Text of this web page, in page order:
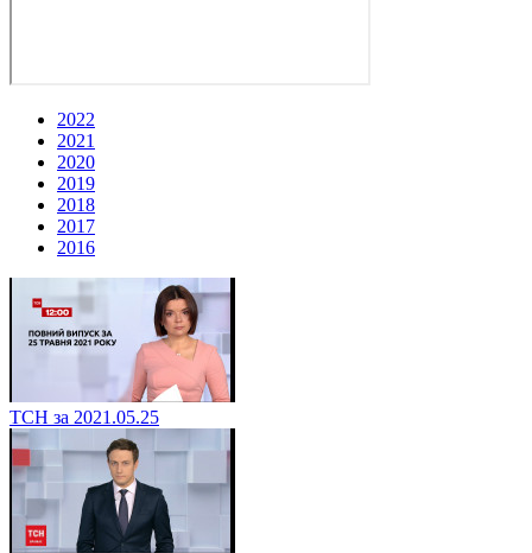
2022
2021
2020
2019
2018
2017
2016
ТСН за 2021.05.25